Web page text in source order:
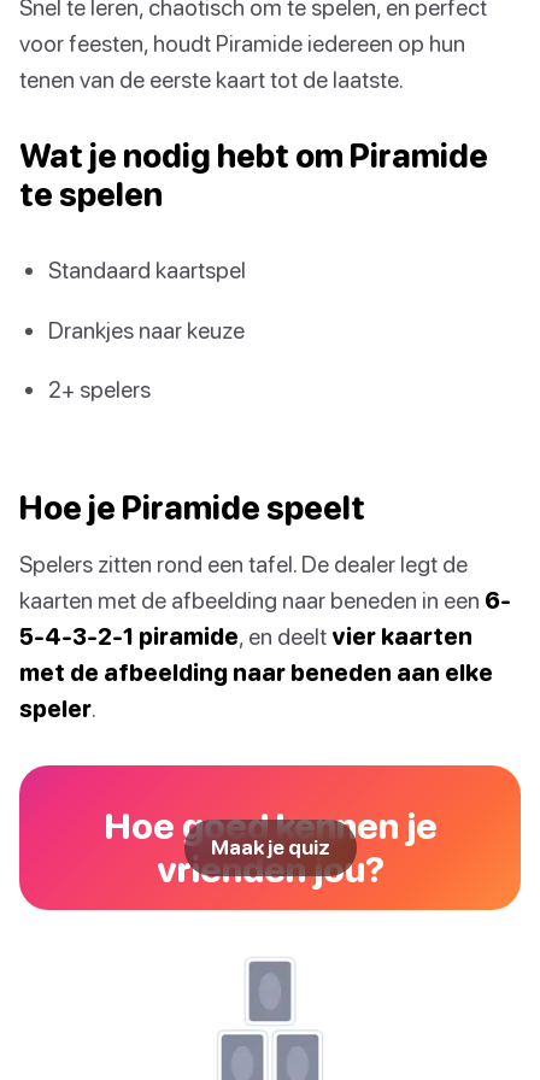
Snel te leren, chaotisch om te spelen, en perfect
voor feesten, houdt Piramide iedereen op hun
tenen van de eerste kaart tot de laatste.
Wat je nodig hebt om Piramide
te spelen
Standaard kaartspel
Drankjes naar keuze
2+ spelers
Hoe je Piramide speelt
Spelers zitten rond een tafel. De dealer legt de
kaarten met de afbeelding naar beneden in een 6-
5-4-3-2-1 piramide, en deelt vier kaarten
met de afbeelding naar beneden aan elke
speler.
Hoe goed kennen je
vrienden jou?
Maak je quiz